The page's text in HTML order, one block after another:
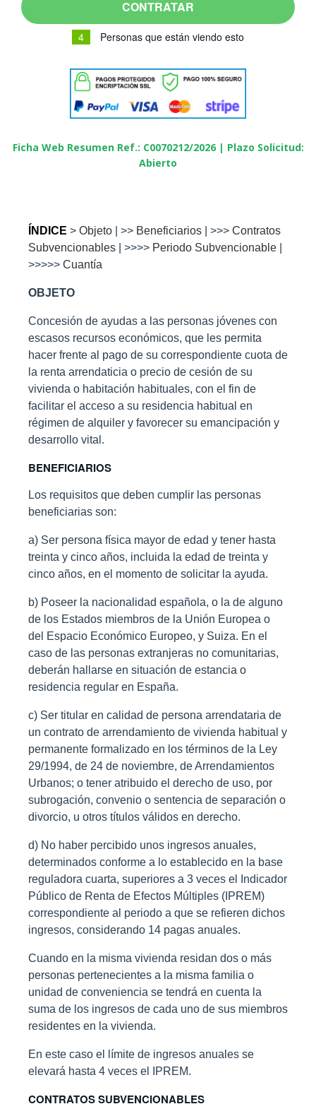
CONTRATAR
4 Personas que están viendo esto
Ficha Web Resumen Ref.: C0070212/2026 | Plazo Solicitud:
Abierto
ÍNDICE > Objeto | >> Beneficiarios | >>> Contratos
Subvencionables | >>>> Periodo Subvencionable
>>>>> Cuantía
OBJETO
Concesión de ayudas a las personas jóvenes con
escasos recursos económicos, que les permita
hacer frente al pago de su correspondiente cuota de
la renta arrendaticia o precio de cesión de su
vivienda o habitación habituales, con el fin de
facilitar el acceso a su residencia habitual en
régimen de alquiler y favorecer su emancipación y
desarrollo vital.
BENEFICIARIOS
Los requisitos que deben cumplir las personas
beneficiarias son:
a) Ser persona física mayor de edad y tener hasta
treinta y cinco años, incluida la edad de treinta y
cinco años, en el momento de solicitar la ayuda.
b) Poseer la nacionalidad española, o la de alguno
de los Estados miembros de la Unión Europea o
del Espacio Económico Europeo, y Suiza. En el
caso de las personas extranjeras no comunitarias,
deberán hallarse en situación de estancia o
residencia regular en España.
c) Ser titular en calidad de persona arrendataria de
un contrato de arrendamiento de vivienda habitual y
permanente formalizado en los términos de la Ley
29/1994, de 24 de noviembre, de Arrendamientos
Urbanos; o tener atribuido el derecho de uso, por
subrogación, convenio o sentencia de separación o
divorcio, u otros títulos válidos en derecho.
d) No haber percibido unos ingresos anuales,
determinados conforme a lo establecido en la base
reguladora cuarta, superiores a 3 veces el Indicador
Público de Renta de Efectos Múltiples (IPREM)
correspondiente al periodo a que se refieren dichos
ingresos, considerando 14 pagas anuales.
Cuando en la misma vivienda residan dos o más
personas pertenecientes a la misma familia o
unidad de conveniencia se tendrá en cuenta la
suma de los ingresos de cada uno de sus miembros
residentes en la vivienda.
En este caso el límite de ingresos anuales se
elevará hasta 4 veces el IPREM.
CONTRATOS SUBVENCIONABLES